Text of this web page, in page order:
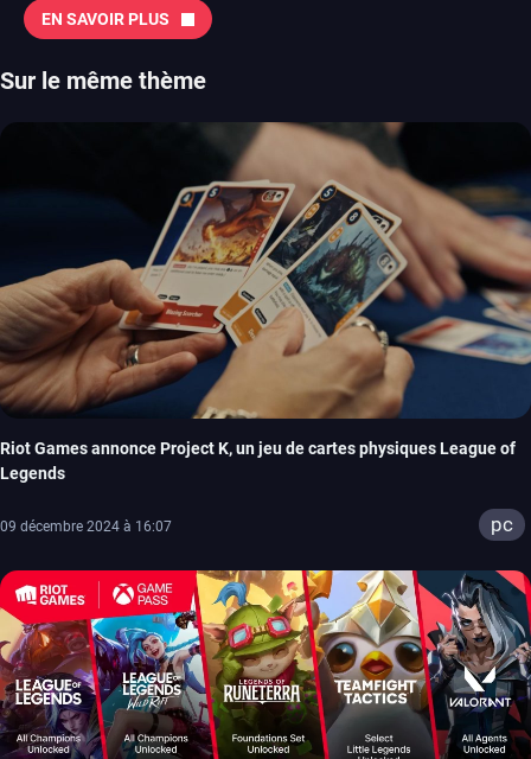
EN SAVOIR PLUS
Sur le même thème
Riot Games annonce Project K, un jeu de cartes physiques League of
Legends
09 décembre 2024 à 16:07 pc